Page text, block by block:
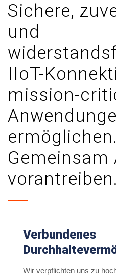
Sichere,
und
IIoT-
mission-
ermöglichen.
Gemeinsam
vorantreiben.
Verbundenes
Wir verpflichten uns zu